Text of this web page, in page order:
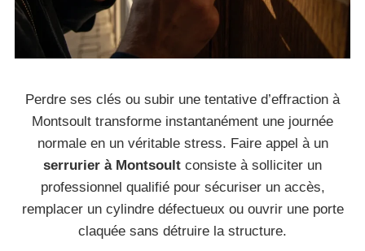
Perdre ses clés ou subir une tentative d’effraction à
Montsoult transforme instantanément une journée
normale en un véritable stress. Faire appel à un
serrurier à Montsoult consiste à solliciter un
professionnel qualifié pour sécuriser un accès,
remplacer un cylindre défectueux ou ouvrir une porte
claquée sans détruire la structure.